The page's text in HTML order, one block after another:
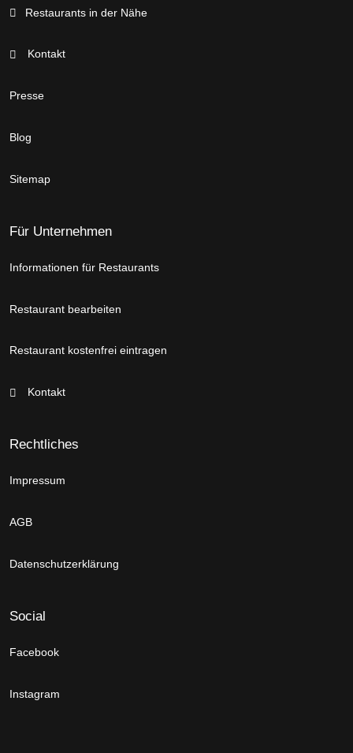
Restaurants in der Nähe
Kontakt
Presse
Blog
Sitemap
Für Unternehmen
Informationen für Restaurants
Restaurant bearbeiten
Restaurant kostenfrei eintragen
Kontakt
Rechtliches
Impressum
AGB
Datenschutzerklärung
Social
Facebook
Instagram